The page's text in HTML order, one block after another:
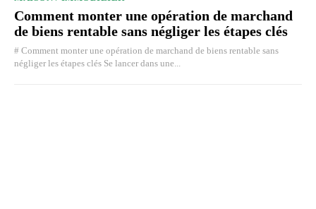
Comment monter une opération de marchand
de biens rentable sans négliger les étapes clés
# Comment monter une opération de marchand de biens rentable sans
négliger les étapes clés Se lancer dans une...